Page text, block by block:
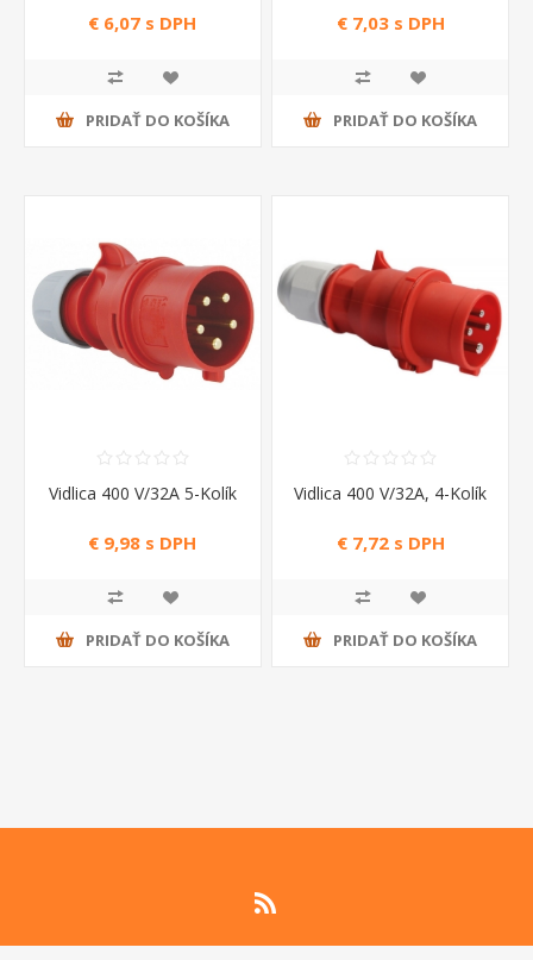
€ 6,07 s DPH
PRIDAŤ DO KOŠÍKA
€ 7,03 s DPH
PRIDAŤ DO KOŠÍKA
Vidlica 400 V/32A 5-Kolík
€ 9,98 s DPH
PRIDAŤ DO KOŠÍKA
Vidlica 400 V/32A, 4-Kolík
€ 7,72 s DPH
PRIDAŤ DO KOŠÍKA